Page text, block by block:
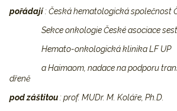
pořádají: Česká hematologická společnost
Sekce onkologie České asociace
Hemato-onkologická klinika LF UP
a Haimaom, nadace na podporu
dřeně
pod záštitou : prof. MUDr. M. Koláře, Ph.D.